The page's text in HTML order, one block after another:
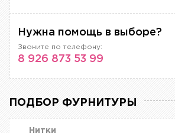
Нужна помощь в выборе?
Звоните по телефону:
8 926 873 53 99
ПОДБОР ФУРНИТУРЫ
Нитки